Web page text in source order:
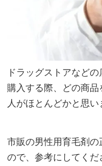
ド
ラ
ス
ト
ドラッグストアなど
購入する際、どの商
人がほとんどかと思い
市販の男性用育毛剤
ので、参考にしてくだ